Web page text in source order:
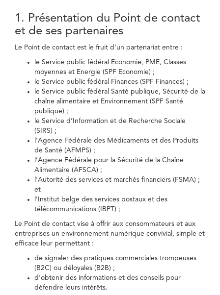
1. Présentation du Point de contact
et de ses partenaires
Le Point de contact est le fruit d’un partenariat entre :
le Service public fédéral Economie, PME, Classes
moyennes et Energie (SPF Economie) ;
le Service public fédéral Finances (SPF Finances) ;
le Service public fédéral Santé publique, Sécurité de la
chaîne alimentaire et Environnement (SPF Santé
publique) ;
le Service d’Information et de Recherche Sociale
(SIRS) ;
l’Agence Fédérale des Médicaments et des Produits
de Santé (AFMPS) ;
l’Agence Fédérale pour la Sécurité de la Chaîne
Alimentaire (AFSCA) ;
l’Autorité des services et marchés financiers (FSMA) ;
et
l’Institut belge des services postaux et des
télécommunications (IBPT) ;
Le Point de contact vise à offrir aux consommateurs et aux
entreprises un environnement numérique convivial, simple et
efficace leur permettant :
de signaler des pratiques commerciales trompeuses
(B2C) ou déloyales (B2B) ;
d’obtenir des informations et des conseils pour
défendre leurs intérêts.